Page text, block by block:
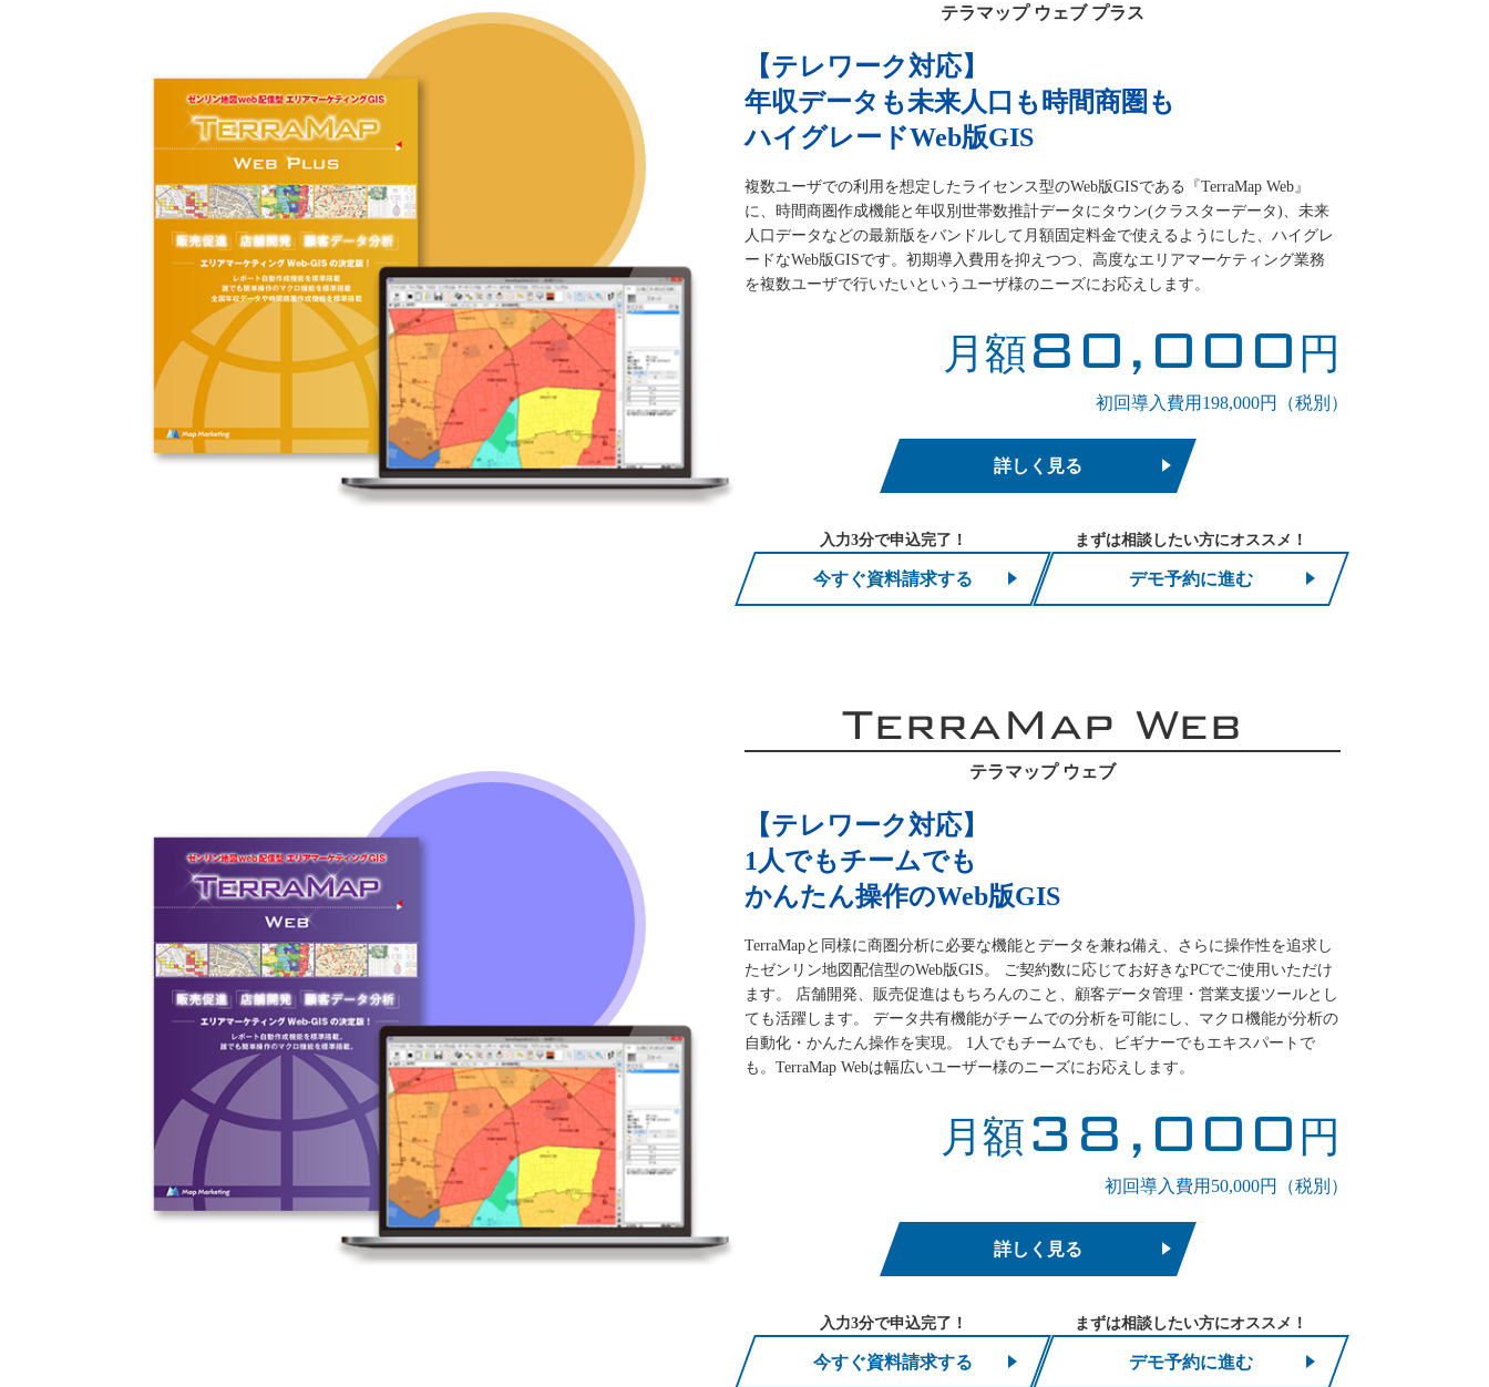
テラマップ ウェブ プラス
【テレワーク対応】
年収データも未来人口も時間商圏も
ハイグレードWeb版GIS
複数ユーザでの利用を想定したライセンス型のWeb版GISである『TerraMap Web』
に、時間商圏作成機能と年収別世帯数推計データにタウン(クラスターデータ)、未来
人口データなどの最新版をバンドルして月額固定料金で使えるようにした、ハイグレ
ードなWeb版GISです。初期導入費用を抑えつつ、高度なエリアマーケティング業務
を複数ユーザで行いたいというユーザ様のニーズにお応えします。
月額80,000 円
初回導入費用198,000円（税別）
詳しく見る
入力3分で申込完了！
今すぐ資料請求する
まずは相談したい方にオススメ！
デモ予約に進む
TerraMap Web
テラマップ ウェブ
【テレワーク対応】
1人でもチームでも
かんたん操作のWeb版GIS
TerraMapと同様に商圏分析に必要な機能とデータを兼ね備え、さらに操作性を追求し
たゼンリン地図配信型のWeb版GIS。 ご契約数に応じてお好きなPCでご使用いただけ
ます。 店舗開発、販売促進はもちろんのこと、顧客データ管理・営業支援ツールとし
ても活躍します。 データ共有機能がチームでの分析を可能にし、マクロ機能が分析の
自動化・かんたん操作を実現。 1人でもチームでも、ビギナーでもエキスパートで
も。TerraMap Webは幅広いユーザー様のニーズにお応えします。
月額38,000 円
初回導入費用50,000円（税別）
詳しく見る
入力3分で申込完了！
今すぐ資料請求する
まずは相談したい方にオススメ！
デモ予約に進む